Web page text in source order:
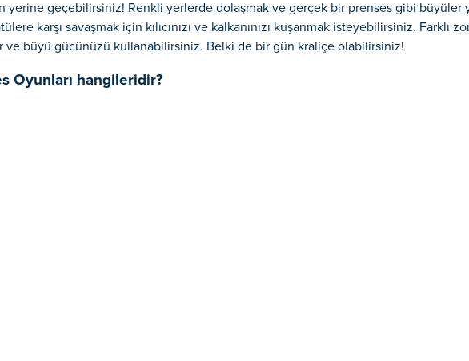
yerine geçebilirsiniz! Renkli yerlerde dolaşmak ve gerçek bir prenses gibi büyüler
karşı savaşmak için kılıcınızı ve kalkanınızı kuşanmak isteyebilirsiniz. Farklı
ve büyü gücünüzü kullanabilirsiniz. Belki de bir gün kraliçe olabilirsiniz!
Oyunları hangileridir?